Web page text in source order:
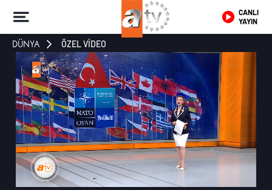
CANLI
YAYIN
DÜNYA ÖZEL VİDEO